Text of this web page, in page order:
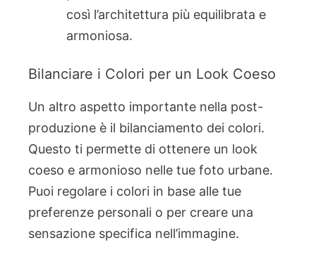
così l’architettura più equilibrata e
armoniosa.
Bilanciare i Colori per un Look Coeso
Un altro aspetto importante nella post-
produzione è il bilanciamento dei colori.
Questo ti permette di ottenere un look
coeso e armonioso nelle tue foto urbane.
Puoi regolare i colori in base alle tue
preferenze personali o per creare una
sensazione specifica nell’immagine.